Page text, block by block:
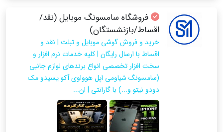
فروشگاه سامسونگ موبایل (نقد/
اقساط/بازنشستگان)
خرید و فروش گوشی موبایل و تبلت | نقد و
اقساط با ارسال رایگان | کلیه خدمات نرم افزار و
سخت افزار تخصصی انواع برندهای لوازم جانبی
(سامسونگ شیاومی اپل هوواوی آکو یسیدو مک
دودو نیتو و...) با گارانتی | ان...